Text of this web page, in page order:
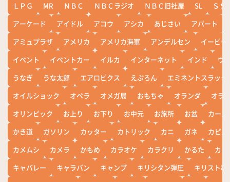
ＬＰＧ
MR ＮＢＣ ＮＢＣラジオ ＮＢＣ旧社屋 SL
ＳＳ
アーケード
アイドル アコウ アシカ あじさい アパート
アミュプラザ
アメリカ アメリカ海軍 アンデルセン
イービー
イベント
イベントカー イルカ インターネット インド
ウ
うなぎ
うな太郎 エアロビクス えぷろん
エミネントスラック
オイルショック
オペラ オメガ局 おもちゃ オランダ
オラ
オリンピック
お上り お下り お中元 お旅所 お盆
カー
かき道
ガソリン カッター カトリック カニ ガネ
カピバ
カメムシ
カメラ かもめ カラオケ カラクリ かるた
カレ
キャバレー
キャラバン キャンプ キリシタン弾圧
キリスト教